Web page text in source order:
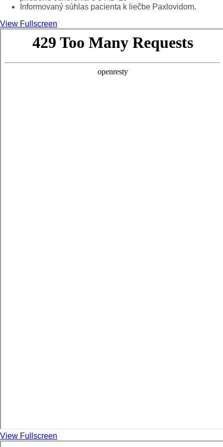
Informovaný súhlas pacienta k liečbe Paxlovidom.
View Fullscreen
Skip
View Fullscreen
Skip